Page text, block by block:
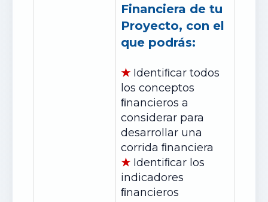
Financiera de tu
Proyecto, con el
que podrás:
★ Identiﬁcar todos
los conceptos
ﬁnancieros a
considerar para
desarrollar una
corrida ﬁnanciera
★ Identiﬁcar los
indicadores
ﬁnancieros